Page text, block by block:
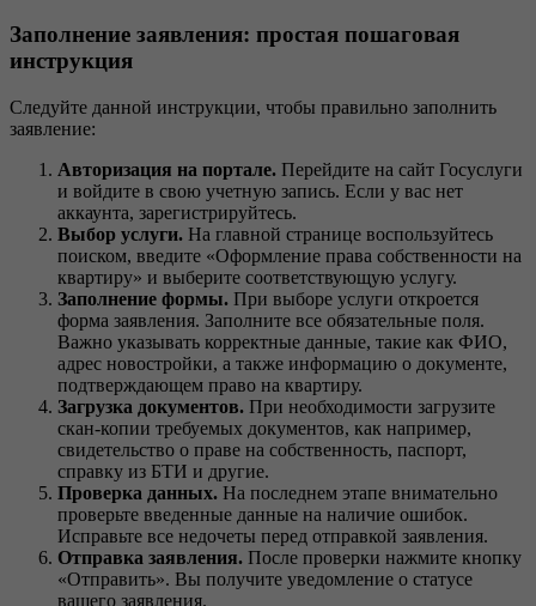
Заполнение заявления: простая пошаговая
инструкция
Следуйте данной инструкции, чтобы правильно заполнить
заявление:
Авторизация на портале. Перейдите на сайт Госуслуги
и войдите в свою учетную запись. Если у вас нет
аккаунта, зарегистрируйтесь.
Выбор услуги. На главной странице воспользуйтесь
поиском, введите «Оформление права собственности на
квартиру» и выберите соответствующую услугу.
Заполнение формы. При выборе услуги откроется
форма заявления. Заполните все обязательные поля.
Важно указывать корректные данные, такие как ФИО,
адрес новостройки, а также информацию о документе,
подтверждающем право на квартиру.
Загрузка документов. При необходимости загрузите
скан-копии требуемых документов, как например,
свидетельство о праве на собственность, паспорт,
справку из БТИ и другие.
Проверка данных. На последнем этапе внимательно
проверьте введенные данные на наличие ошибок.
Исправьте все недочеты перед отправкой заявления.
Отправка заявления. После проверки нажмите кнопку
«Отправить». Вы получите уведомление о статусе
вашего заявления.